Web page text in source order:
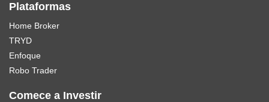
Plataformas
Home Broker
TRYD
Enfoque
Robo Trader
Comece a Investir